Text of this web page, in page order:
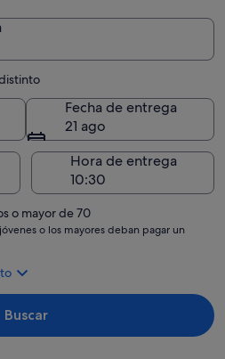
Fecha de entrega
21 ago
Hora de entrega
o mayor de 70
o los mayores deban pagar un
Buscar